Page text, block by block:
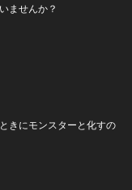
ませんか？
きにモンスターと化すの